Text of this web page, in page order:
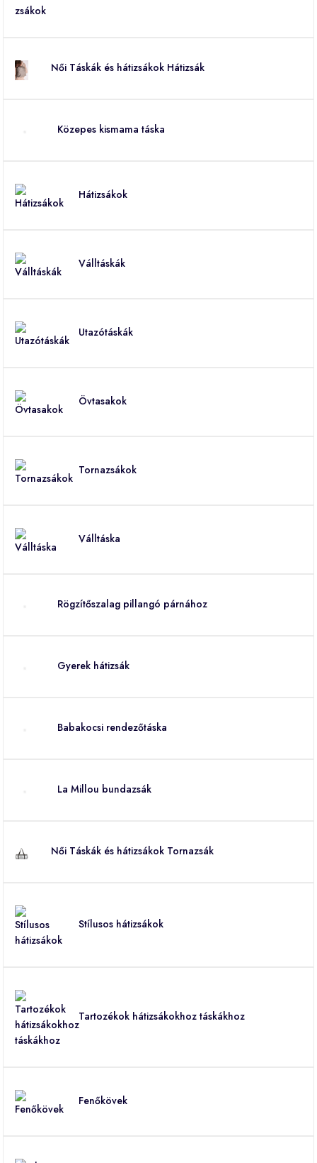
Női Táskák és hátizsákok Hátizsák
Közepes kismama táska
Hátizsákok
Válltáskák
Utazótáskák
Övtasakok
Tornazsákok
Válltáska
Rögzítőszalag pillangó párnához
Gyerek hátizsák
Babakocsi rendezőtáska
La Millou bundazsák
Női Táskák és hátizsákok Tornazsák
Stílusos hátizsákok
Tartozékok hátizsákokhoz táskákhoz
Fenőkövek